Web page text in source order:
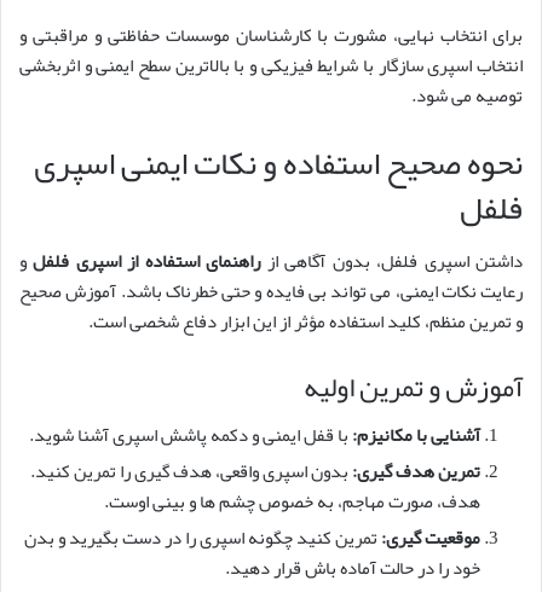
برای انتخاب نهایی، مشورت با کارشناسان موسسات حفاظتی و مراقبتی و
انتخاب اسپری سازگار با شرایط فیزیکی و با بالاترین سطح ایمنی و اثربخشی
توصیه می شود.
نحوه صحیح استفاده و نکات ایمنی اسپری
فلفل
داشتن اسپری فلفل، بدون آگاهی ازراهنمای استفاده از اسپری فلفلو
رعایت نکات ایمنی، می تواند بی فایده و حتی خطرناک باشد. آموزش صحیح
و تمرین منظم، کلید استفاده مؤثر از این ابزار دفاع شخصی است.
آموزش و تمرین اولیه
آشنایی با مکانیزم:با قفل ایمنی و دکمه پاشش اسپری آشنا شوید.
تمرین هدف گیری:بدون اسپری واقعی، هدف گیری را تمرین کنید.
هدف، صورت مهاجم، به خصوص چشم ها و بینی اوست.
موقعیت گیری:تمرین کنید چگونه اسپری را در دست بگیرید و بدن
خود را در حالت آماده باش قرار دهید.